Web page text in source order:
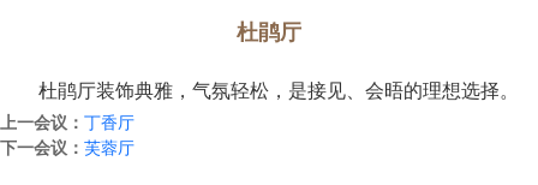
杜鹃厅
杜鹃厅装饰典雅，气氛轻松，是接见、会晤的理想选择。
上一会议： 丁香厅
下一会议： 芙蓉厅